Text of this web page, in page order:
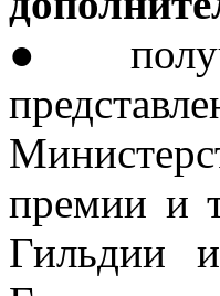
●
премии и
Гильдии